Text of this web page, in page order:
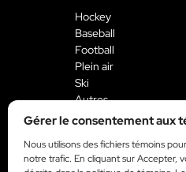
Gérer le consentement aux
Nous utilisons des fichiers témoins
notre trafic. En cliquant sur Accepter,
Hockey
Baseball
Football
Plein air
Ski
Autres
donormyl sans
lexomil sans